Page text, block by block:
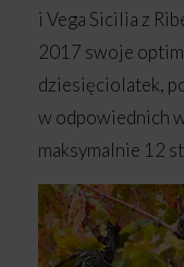
i Vega Sicilia z
2017 swoje
dziesięciolatek,
w odpowiednich
maksymalnie 12